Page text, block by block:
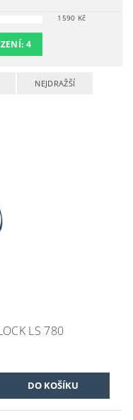
1590 Kč
4
NEJDRAŽŠÍ
LS 780